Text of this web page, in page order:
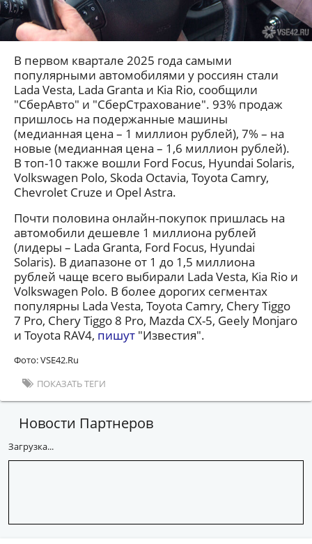
В первом квартале 2025 года самыми
популярными автомобилями у россиян стали
Lada Vesta, Lada Granta и Kia Rio, сообщили
"СберАвто" и "СберСтрахование". 93% продаж
пришлось на подержанные машины
(медианная цена – 1 миллион рублей), 7% – на
новые (медианная цена – 1,6 миллион рублей).
В топ-10 также вошли Ford Focus, Hyundai Solaris,
Volkswagen Polo, Skoda Octavia, Toyota Camry,
Chevrolet Cruze и Opel Astra.
Почти половина онлайн-покупок пришлась на
автомобили дешевле 1 миллиона рублей
(лидеры – Lada Granta, Ford Focus, Hyundai
Solaris). В диапазоне от 1 до 1,5 миллиона
рублей чаще всего выбирали Lada Vesta, Kia Rio и
Volkswagen Polo. В более дорогих сегментах
популярны Lada Vesta, Toyota Camry, Chery Tiggo
7 Pro, Chery Tiggo 8 Pro, Mazda CX-5, Geely Monjaro
и Toyota RAV4, пишут "Известия".
Фото: VSE42.Ru
ПОКАЗАТЬ ТЕГИ
Новости Партнеров
Загрузка...